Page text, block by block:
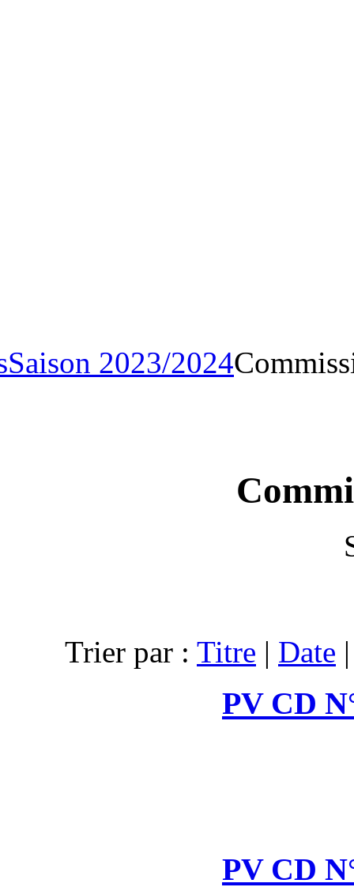
ArchivesSaison 2023/
Trier par :